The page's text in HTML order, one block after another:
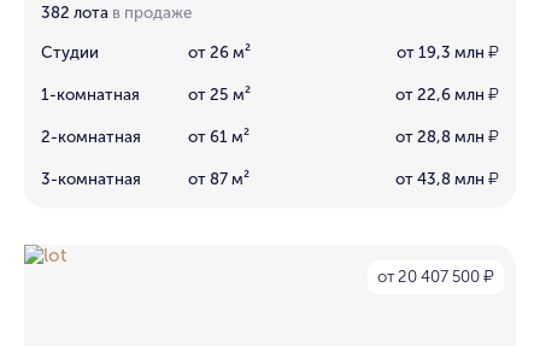
382 лота в продаже
Студии от 26 м² от 19,3 млн ₽
1-комнатная от 25 м² от 22,6 млн ₽
2-комнатная от 61 м² от 28,8 млн ₽
3-комнатная от 87 м² от 43,8 млн ₽
от 20 407 500 ₽